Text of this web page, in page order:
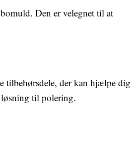
Den er velegnet til at
tilbehørsdele, der kan hjælpe dig
løsning til polering.